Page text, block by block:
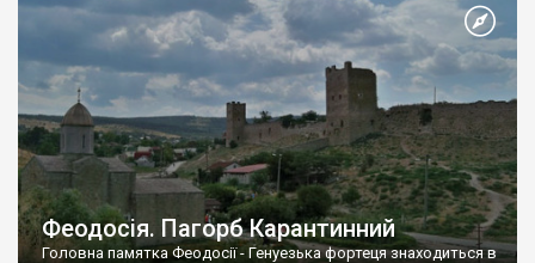
Феодосія. Пагорб Карантинний
Головна памятка Феодосії - Генуезька фортеця знаходиться в